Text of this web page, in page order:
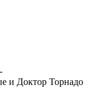
и Доктор Торнадо